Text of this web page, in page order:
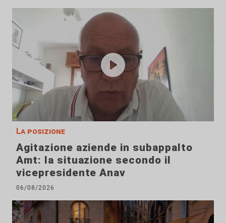
La posizione
Agitazione aziende in subappalto
Amt: la situazione secondo il
vicepresidente Anav
06/08/2026